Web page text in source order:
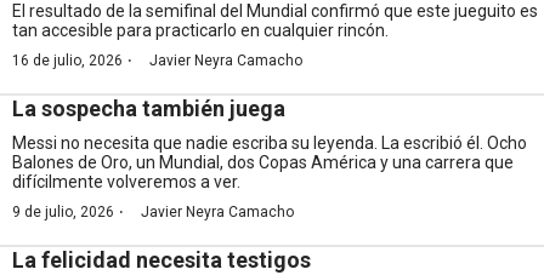
El resultado de la semifinal del Mundial confirmó que este jueguito es
tan accesible para practicarlo en cualquier rincón.
16 de julio, 2026 · Javier Neyra Camacho
La sospecha también juega
Messi no necesita que nadie escriba su leyenda. La escribió él. Ocho
Balones de Oro, un Mundial, dos Copas América y una carrera que
difícilmente volveremos a ver.
9 de julio, 2026 · Javier Neyra Camacho
La felicidad necesita testigos